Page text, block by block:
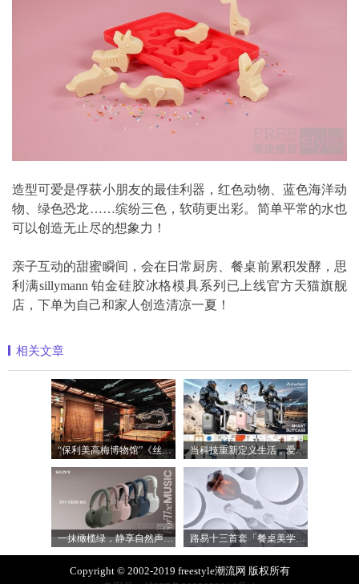
造型可爱是俘获小朋友的最佳利器，红色动物、蓝色海洋动
物、绿色恐龙……缤纷三色，软萌更出彩。简单平常的水也
可以创造无止尽的想象力！
亲子互动的甜蜜瞬间，会在日常厨房、餐桌前累积发酵，思
利满sillymann 铂金硅胶冰格模具系列已上线官方天猫旗舰
店，下单为自己和家人创造清凉一夏！
相关文章
“保利美高梅博物馆”《丝路》大展最后 当科技重新定义生活，爱尔威Airwheel正在
一抹橄榄绿，静享自然声 索尼WH-1000XM6橄 路易十三首套「餐桌美学」系列正式揭晓
Copyright © 2002-2019 freestyle潮流网 版权所有